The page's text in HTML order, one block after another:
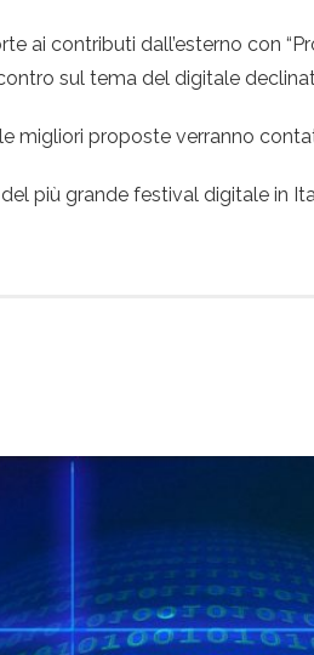
ai contributi dall’esterno con
sul tema del digitale
migliori proposte verranno
più grande festival digitale in